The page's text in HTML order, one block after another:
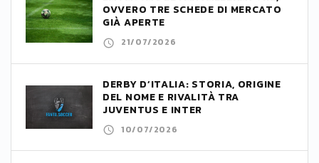
OVVERO TRE SCHEDE DI MERCATO
GIÀ APERTE
21/07/2026
DERBY D’ITALIA: STORIA, ORIGINE
DEL NOME E RIVALITÀ TRA
JUVENTUS E INTER
10/07/2026